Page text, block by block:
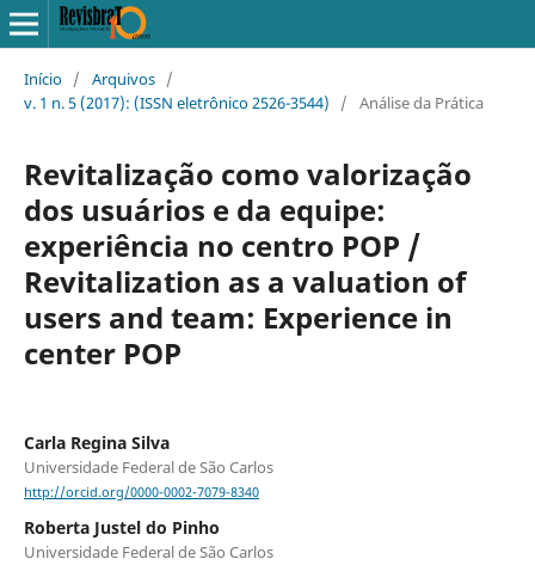
Início / Arquivos /
v. 1 n. 5 (2017): (ISSN eletrônico 2526-3544)
/ Análise da Prática
Revitalização como valorização
dos usuários e da equipe:
experiência no centro POP /
Revitalization as a valuation of
users and team: Experience in
center POP
Carla Regina Silva
Universidade Federal de São Carlos
http://orcid.org/0000-0002-7079-8340
Roberta Justel do Pinho
Universidade Federal de São Carlos